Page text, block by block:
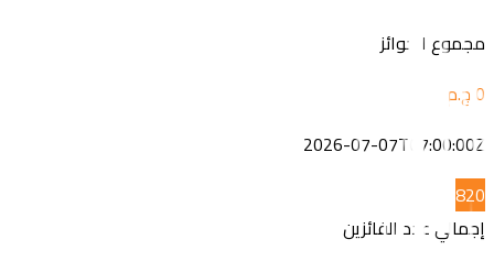
مجموع الجوائز
2026-07-07T07:00:00Z
820
إجمالي عدد الفائزين